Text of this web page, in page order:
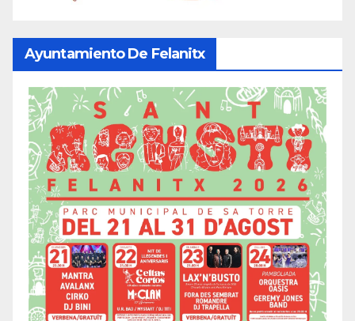
Ayuntamiento De Felanitx